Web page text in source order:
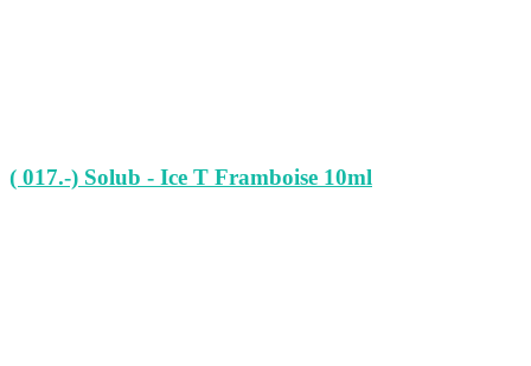
( 017.-) Solub - Ice T Framboise 10ml